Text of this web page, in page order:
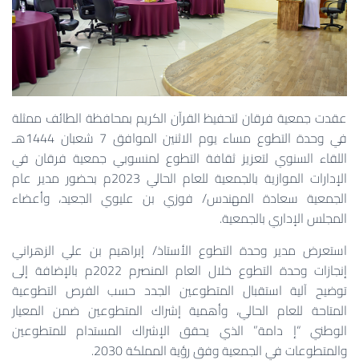
عقدت جمعية فرقان لتحفيظ القرآن الكريم بمحافظة الطائف ممثلة
في وحدة التطوع مساء يوم الاثنين الموافق 7 شعبان 1444هـ
اللقاء السنوي لتعزيز ثقافة التطوع لمنسوبي جمعية فرقان في
الإدارات الموازية بالجمعية للعام الحالي 2023م بحضور مدير عام
الجمعية سعادة المهندس/ فوزي بن عليوي الجعيد، وأعضاء
المجلس الإداري بالجمعية.
استعرض مدير وحدة التطوع الأستاذ/ إبراهيم بن علي الزهراني
إنجازات وحدة التطوع خلال العام المنصرم 2022م بالإضافة إلى
توضيح آلية استقبال المتطوعين الجدد حسب الفرص التطوعية
المتاحة للعام الحالي، وأهمية إشراك المتطوعين ضمن المعيار
الوطني “إ دامة” الذي يحقق الإشراك المستدام للمتطوعين
والمتطوعات في الجمعية وفق رؤية المملكة 2030.